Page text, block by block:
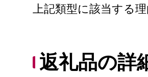
上記類型に該当する
返礼品の詳